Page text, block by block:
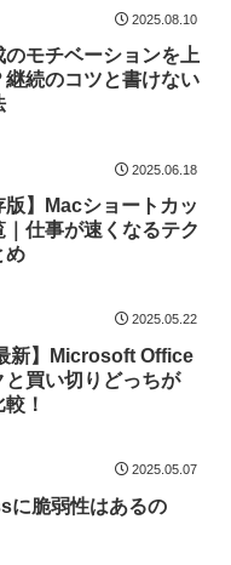
2025.08.10
のモチベーションを上
継続のコツと書けない
2025.06.18
版】Macショートカッ
｜仕事が速くなるテク
め
2025.05.22
新】Microsoft Office
と買い切りどっちが
！
2025.05.07
に脆弱性はあるの